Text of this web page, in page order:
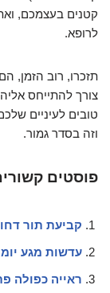
קטנים בעצמכם,
לרופא.
תזכרו, רוב הזמן,
צורך להתייחס
טובים לעיניים
וזה בסדר גמור.
פוסטים
קביעת תור
עדשות מגע
ראייה כפולה